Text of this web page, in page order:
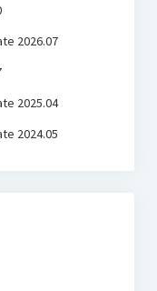
2026.07
2025.04
2024.05